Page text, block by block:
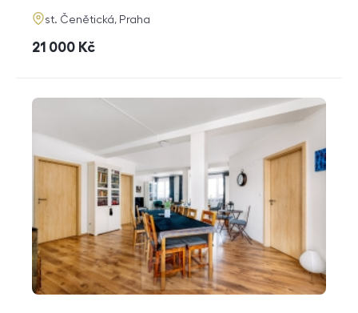
adresa
st. Čenětická, Praha
cena
21 000 Kč